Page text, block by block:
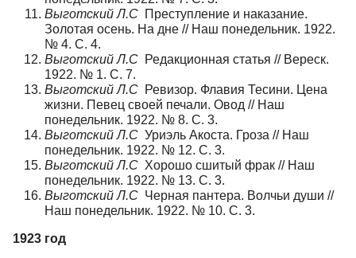
Выготский Л.С Преступление и наказание.
Золотая осень. На дне // Наш понедельник. 1922.
№ 4. С. 4.
Выготский Л.С Редакционная статья // Вереск.
1922. № 1. С. 7.
Выготский Л.С Ревизор. Флавия Тесини. Цена
жизни. Певец своей печали. Овод // Наш
понедельник. 1922. № 8. С. 3.
Выготский Л.С Уриэль Акоста. Гроза // Наш
понедельник. 1922. № 12. С. 3.
Выготский Л.С Хорошо сшитый фрак // Наш
понедельник. 1922. № 13. С. 3.
Выготский Л.С Черная пантера. Волчьи души //
Наш понедельник. 1922. № 10. С. 3.
1923 год